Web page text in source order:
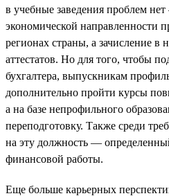
в учебные заведения проблем
экономической направленности
регионах страны, а зачисление в
аттестатов. Но для того, чтобы
бухгалтера, выпускникам
дополнительно пройти курсы
а на базе непрофильного
переподготовку. Также среди
на эту должность —
финансовой работы.
Еще больше карьерных